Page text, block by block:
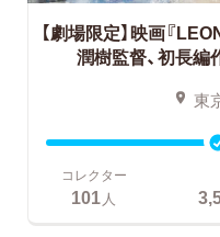
【劇場限定】映画『
潤樹監督、初長編
東
コレクター
101 人